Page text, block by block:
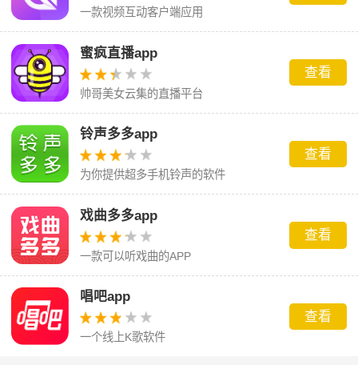
一款视频互动客户端应用
蜜疯直播app
帅哥美女云集的直播平台
查看
铃声多多app
为你提供超多手机铃声的软件
查看
戏曲多多app
一款可以听戏曲的APP
查看
唱吧app
一个线上K歌软件
查看